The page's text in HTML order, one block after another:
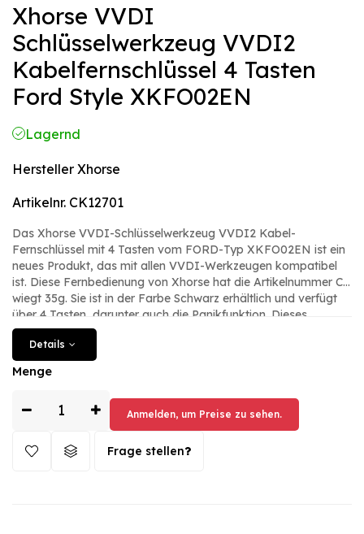
Xhorse VVDI
Schlüsselwerkzeug VVDI2
Kabelfernschlüssel 4 Tasten
Ford Style XKFO02EN
Lagernd
Hersteller Xhorse
Artikelnr. CK12701
Das Xhorse VVDI-Schlüsselwerkzeug VVDI2 Kabel-
Fernschlüssel mit 4 Tasten vom FORD-Typ XKFO02EN ist ein
neues Produkt, das mit allen VVDI-Werkzeugen kompatibel
ist. Diese Fernbedienung von Xhorse hat die Artikelnummer CK
wiegt 35g. Sie ist in der Farbe Schwarz erhältlich und verfügt
über 4 Tasten, darunter auch die Panikfunktion. Dieses
Produkt ist neu und eignet sich perfekt für die Fernsteuerung
von Fahrzeugen. Holen Sie sich jetzt Ihre Xhorse-
Fernbedienung für eine einfache Bedienung und eine
zuverlässige Funktion.
Details
Menge
Anmelden, um Preise zu sehen.
Frage stellen